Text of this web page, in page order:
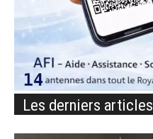
Les derniers articles